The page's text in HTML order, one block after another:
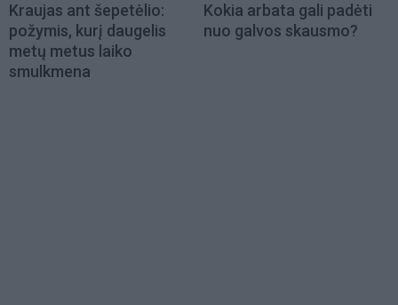
Kraujas ant šepetėlio:
požymis, kurį daugelis
metų metus laiko
smulkmena
Kokia arbata gali padėti
nuo galvos skausmo?